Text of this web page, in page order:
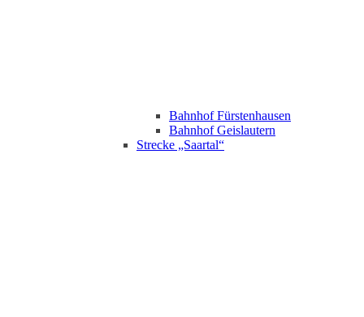
Bahnhof Fürstenhausen
Bahnhof Geislautern
Strecke „Saartal“